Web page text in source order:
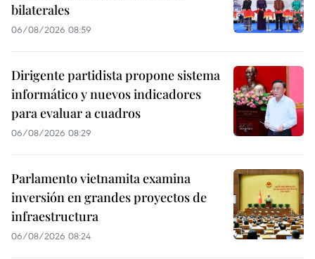
bilaterales
06/08/2026 08:59
Dirigente partidista propone sistema
informático y nuevos indicadores
para evaluar a cuadros
06/08/2026 08:29
Parlamento vietnamita examina
inversión en grandes proyectos de
infraestructura
06/08/2026 08:24